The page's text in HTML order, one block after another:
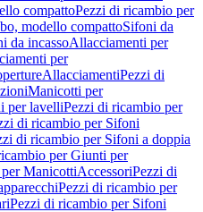
compattoPezzi di ricambio per
modello compattoSifoni da
da incassoAllacciamenti per
per
AllacciamentiPezzi di
Manicotti per
per lavelliPezzi di ricambio per
di ricambio per Sifoni
di ricambio per Sifoni a doppia
per Giunti per
ManicottiAccessoriPezzi di
Pezzi di ricambio per
Pezzi di ricambio per Sifoni